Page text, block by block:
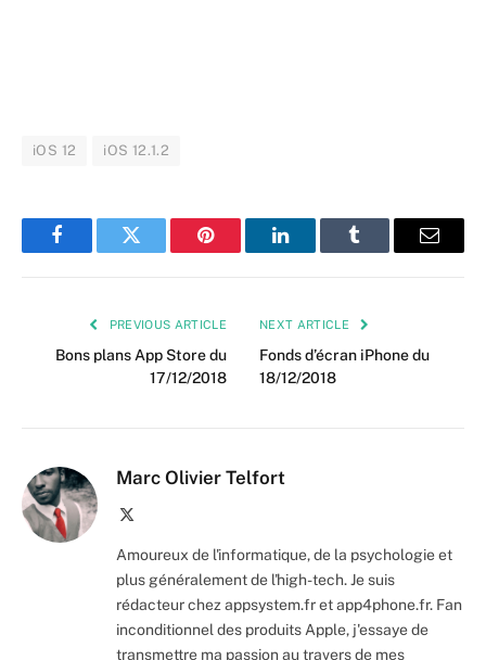
iOS 12 iOS 12.1.2
FacebookTwitter Pinterest LinkedInTumblr Email
PREVIOUS ARTICLE
Bons plans App Store du
17/12/2018
NEXT ARTICLE
Fonds d’écran iPhone du
18/12/2018
Marc Olivier Telfort
Amoureux de l'informatique, de la psychologie et
plus généralement de l'high-tech. Je suis
rédacteur chez appsystem.fr et app4phone.fr. Fan
inconditionnel des produits Apple, j'essaye de
transmettre ma passion au travers de mes